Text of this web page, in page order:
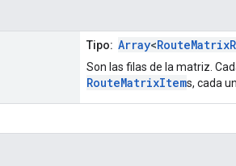
Tipo: Array<
Son las filas de la matriz.
RouteMatrixItems, cada